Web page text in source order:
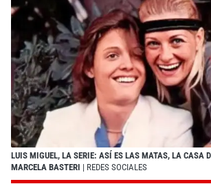
LUIS MIGUEL, LA SERIE: ASÍ ES LAS MATAS, LA CASA
MARCELA BASTERI | REDES SOCIALES